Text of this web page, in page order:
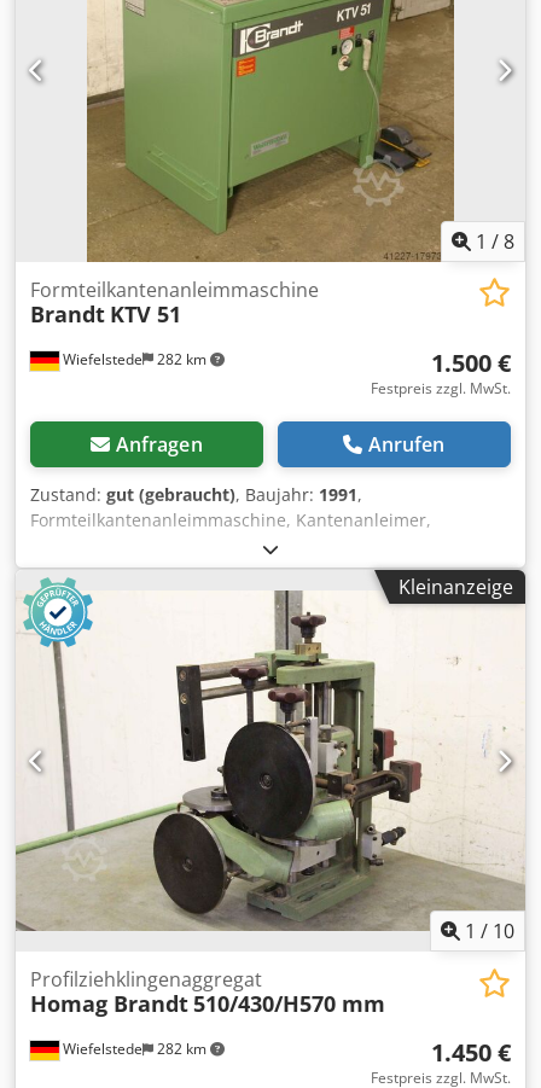
1 /8
Wiefelstede 282 km
Formteilkantenanleimmaschine
Brandt KTV 51
1.500 €
Festpreis zzgl. MwSt.
Anfragen Anrufen
Zustand: gut (gebraucht), Baujahr: 1991,
Formteilkantenanleimmaschine, Kantenanleimer,
Kantenanleimaschine -Werkstückdicke: 10- 85 mm -
Heizgebläse: 6 kW vorbeschichtete Kanten -Kappmesser -
Kantenteller -Transportabmessungen: 900/700/H1080 mm
-Gewicht: 135 kg Chsdpfjb A Ninsx Akvja
Kleinanzeige
1 / 10
Wiefelstede 282 km
Profilziehklingenaggregat
Homag Brandt510/430/H570 mm
1.450 €
Festpreis zzgl. MwSt.